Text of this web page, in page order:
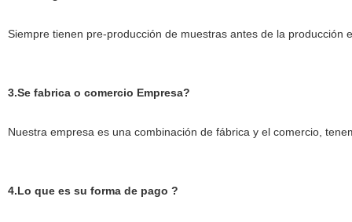
Siempre tienen pre-producción de muestras antes de la
3.Se fabrica o comercio Empresa?
Nuestra empresa es una combinación de fábrica y el comercio,
4.Lo que es su forma de pago ?